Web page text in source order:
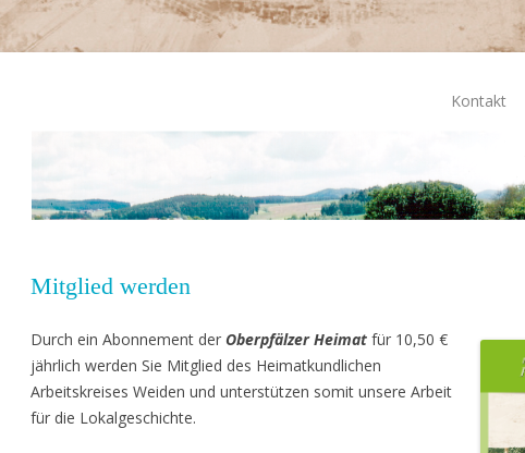
Kontakt
Mitglied werden
Durch ein Abonnement derOberpfälzer Heimat für 10,50 €
jährlich werden Sie Mitglied des Heimatkundlichen
Arbeitskreises Weiden und unterstützen somit unsere Arbeit
für die Lokalgeschichte.